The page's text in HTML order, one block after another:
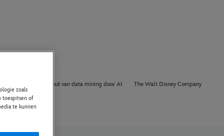
Opt out van data mining door AI The Walt Disney Company
zoals
toespitsen of
te kunnen